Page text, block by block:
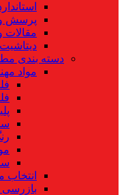
پرسش
مقالات
دسته بندی
مواد
انتخاب
بازرسی